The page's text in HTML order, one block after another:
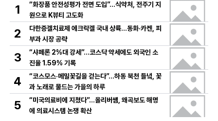
1
“화장품 안전성평가 전면 도입”…식약처, 전주기 지
원으로 K뷰티 고도화
2
다한증겔치료제 에크락겔 국내 상륙…동화·카켄, 피
부과 시장 공략
3
“샤페론 2%대 강세”…코스닥 약세에도 외국인 소
진율 1.59% 기록
4
“코스모스·메밀꽃길을 걷는다”…하동 북천 들녘, 꽃
과 노래로 물드는 가을의 하루
5
“미국의료비에 지쳤다”…올리버쌤, 왜곡보도 해명
에 의료시스템 논쟁 확산